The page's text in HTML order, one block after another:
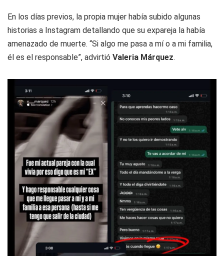
En los días previos, la propia mujer había subido algunas
historias a Instagram detallando que su expareja la había
amenazado de muerte. “Si algo me pasa a mí o a mi familia,
él es el responsable”, advirtió Valeria Márquez.